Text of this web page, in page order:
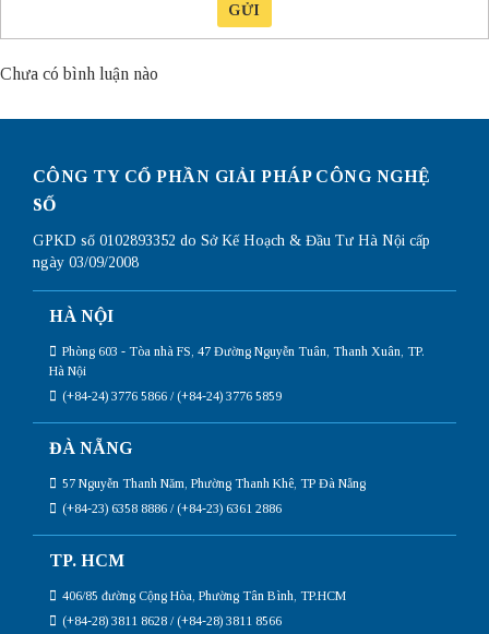
GỬI
Chưa có bình luận nào
CÔNG TY CỔ PHẦN GIẢI PHÁP CÔNG NGHỆ
SỐ
GPKD số 0102893352 do Sở Kế Hoạch & Đầu Tư Hà Nội cấp
ngày 03/09/2008
HÀ NỘI
Phòng 603 - Tòa nhà FS, 47 Đường Nguyễn Tuân, Thanh Xuân, TP.
Hà Nội
(+84-24) 3776 5866 / (+84-24) 3776 5859
ĐÀ NẴNG
57 Nguyễn Thanh Năm, Phường Thanh Khê, TP Đà Nẵng
(+84-23) 6358 8886 / (+84-23) 6361 2886
TP. HCM
406/85 đường Cộng Hòa, Phường Tân Bình, TP.HCM
(+84-28) 3811 8628 / (+84-28) 3811 8566